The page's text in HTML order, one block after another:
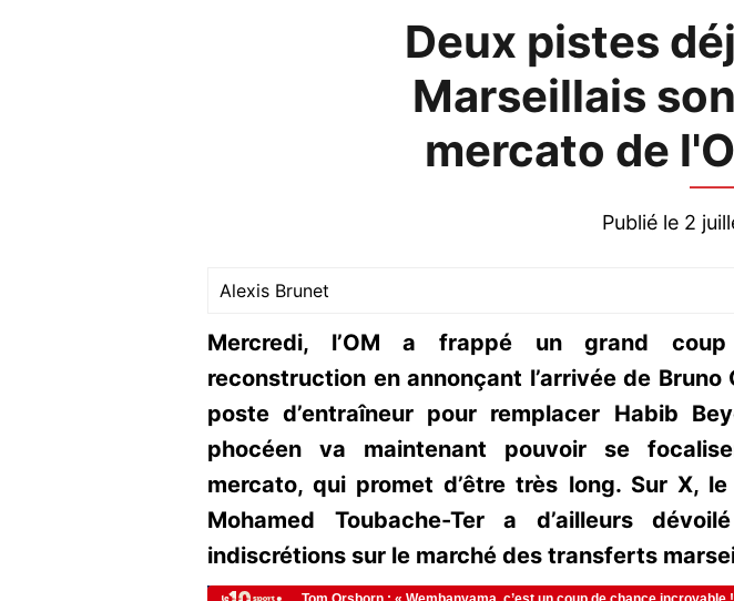
Deux pistes
Marseillais
mercato de
Publié le 2
Alexis Brunet
Mercredi, l’OM a frappé un grand
reconstruction en annonçant l’arrivée de Bruno
poste d’entraîneur pour remplacer Habib
phocéen va maintenant pouvoir se
mercato, qui promet d’être très long. Sur X,
Mohamed Toubache-Ter a d’ailleurs
indiscrétions sur le marché des transferts